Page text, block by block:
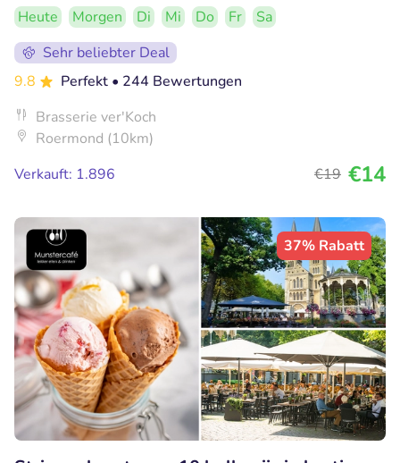
Heute Morgen Di Mi Do Fr
Sa
Sehr beliebter Deal
9.8
Perfekt • 244 Bewertungen
Brasserie ver'Koch
Roermond (10km)
Verkauft: 1.896
€19 €14
37% Rabatt